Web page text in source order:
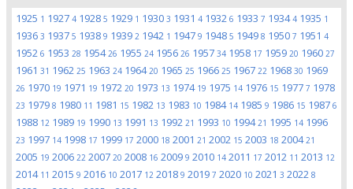
1925 1 1927 4 1928 5 1929 1 1930 3 1931 4 1932 6 1933 7 19344 1935 1
1936 3 1937 5 1938 9 1939 2 1942 1 1947 9 1948 5 1949 8 1950 7 1951 4
1952 6 1953 28 195426 1955 24 1956 26 1957 34 1958 17 1959 20 1960 27
1961 31 1962 25 1963 24 196420 1965 25 1966 25 1967 22 1968 30 1969
26 1970 19 1971 19 1972 20 1973 13 1974 19 1975 14 1976 15 1977 7 1978
23 1979 8 1980 11 1981 15 1982 13 1983 10 1984 14 1985 9 1986 15 1987 6
1988 12 1989 19 1990 13 1991 13 1992 21 1993 10 199421 1995 14 1996
23 1997 14 1998 17 1999 17 2000 18 2001 21 2002 15 2003 18 200421
2005 19 2006 22 2007 20 2008 16 2009 9 2010 14 2011 17 2012 11 2013 12
2014 11 2015 9 2016 10 2017 12 2018 9 2019 7 2020 10 2021 3 2022 8